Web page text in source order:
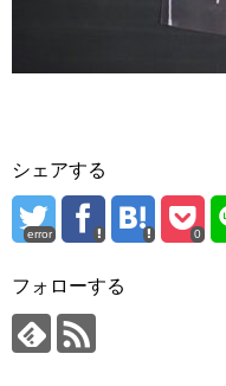
シェアする
error 0
フォローする